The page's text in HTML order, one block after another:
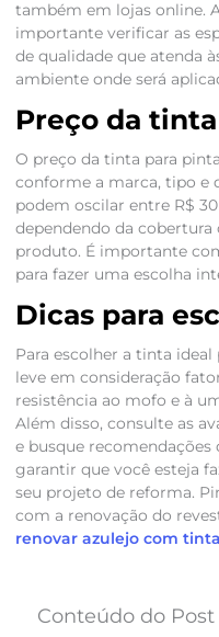
também em lojas online.
importante verificar as
de qualidade que atenda
ambiente onde será
Preço da
O preço da tinta para
conforme a marca, tipo e
podem oscilar entre R$
dependendo da cobertura
produto. É importante
para fazer uma escolha
Dicas para
Para escolher a tinta
leve em consideração
resistência ao mofo e à
Além disso, consulte as
e busque recomendações
garantir que você esteja
seu projeto de reforma.
com a renovação do
renovar azulejo com tinta
Conteúdo do Post